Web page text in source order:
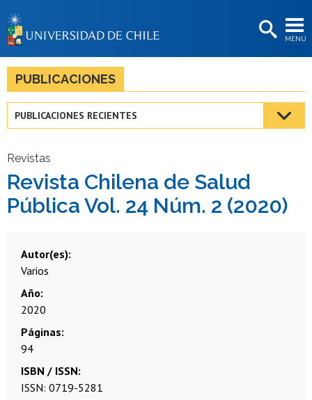
MENÚ
BIBLIOTECAS
LA UNIVERSIDAD
Estudiantes
Funcionarias/os
Egresadas/os
PUBLICACIONES
PUBLICACIONES RECIENTES
Revistas
Revista Chilena de Salud
Pública Vol. 24 Núm. 2 (2020)
Autor(es)
Varios
Año
2020
Páginas
94
ISBN / ISSN
ISSN: 0719-5281